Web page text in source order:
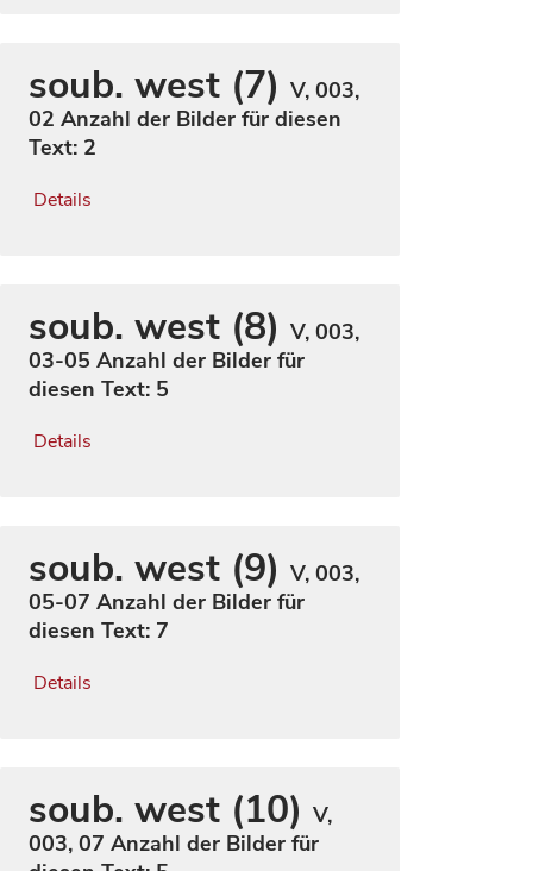
soub. west (7) V, 003,
02 Anzahl der Bilder für diesen
Text: 2
Details
soub. west (8) V, 003,
03-05 Anzahl der Bilder für
diesen Text: 5
Details
soub. west (9) V, 003,
05-07 Anzahl der Bilder für
diesen Text: 7
Details
soub. west (10) V,
003, 07 Anzahl der Bilder für